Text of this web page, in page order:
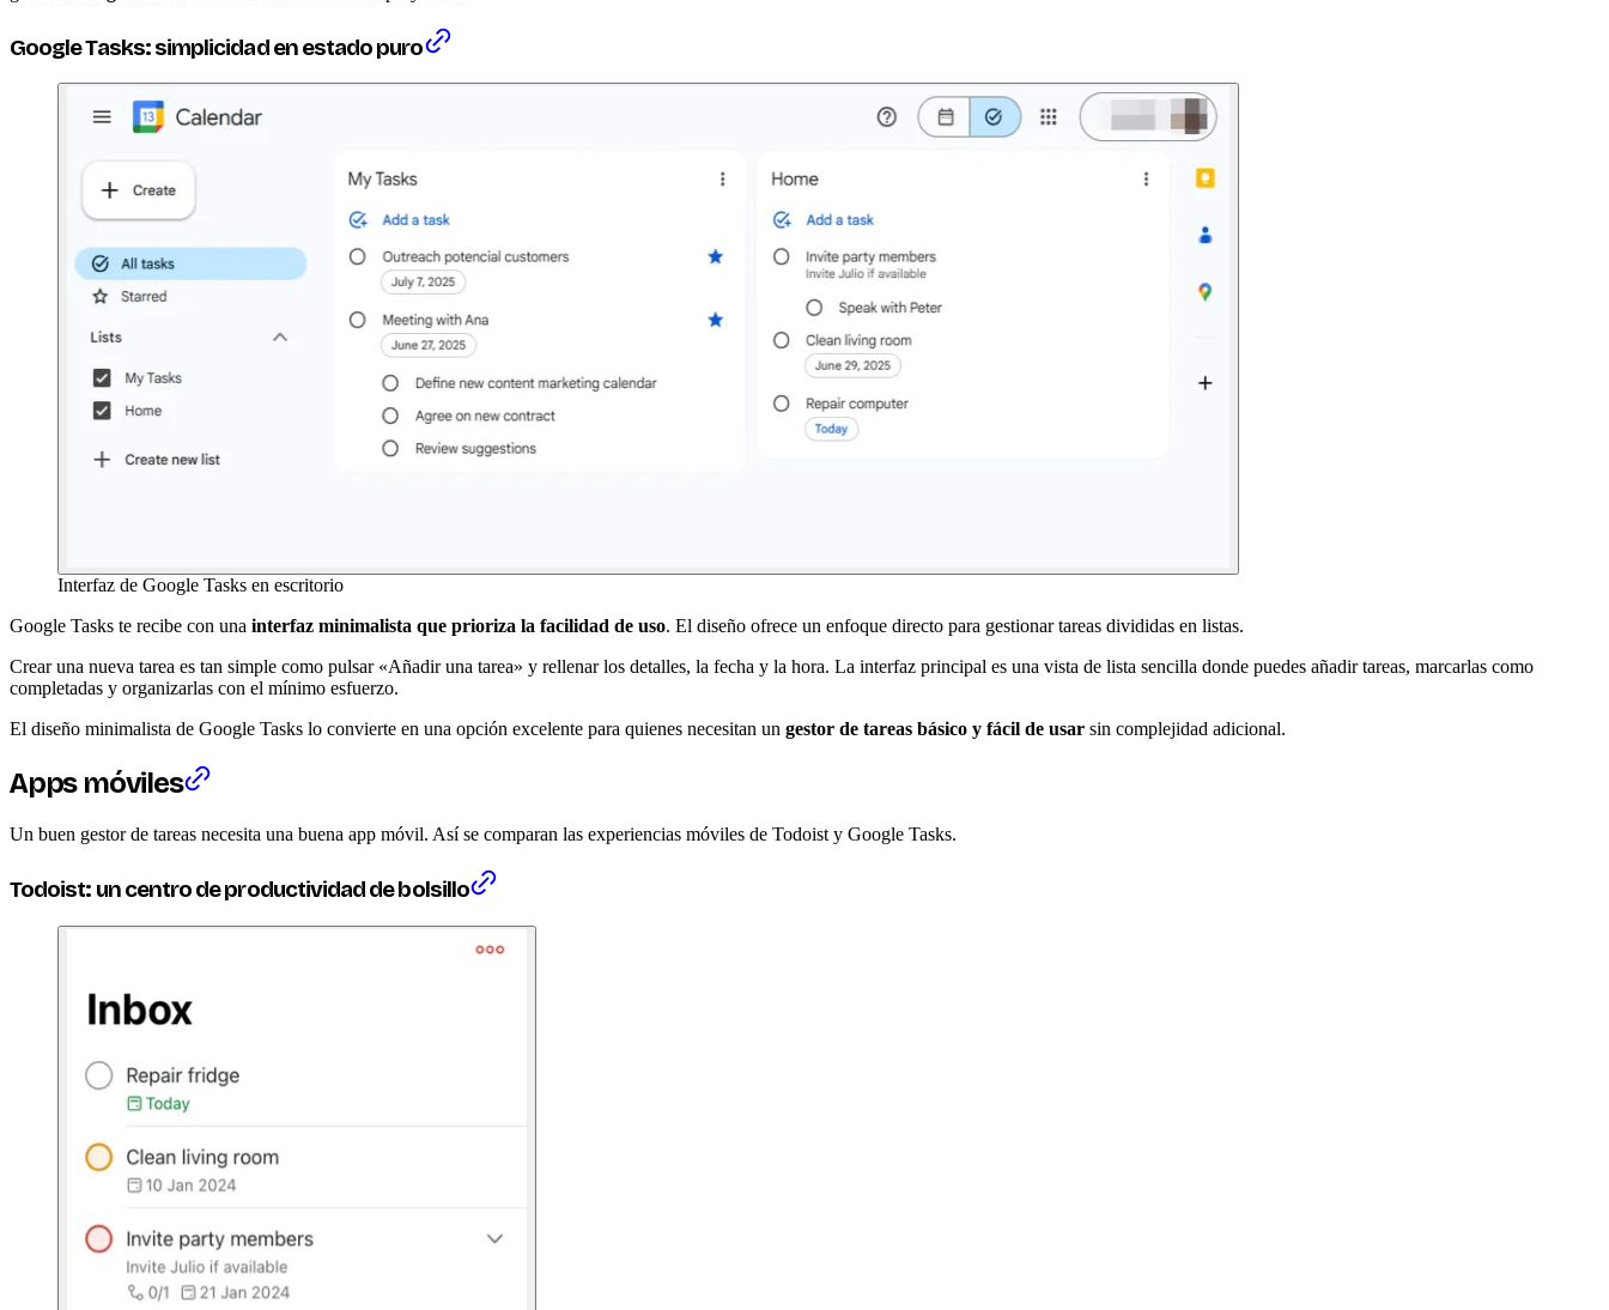
Google Tasks: simplicidad en estado puro
Interfaz de Google Tasks en escritorio
Google Tasks te recibe con una interfaz minimalista que prioriza la facilidad de uso. El diseño ofrece un enfoque directo para gestionar tareas divididas en listas.
Crear una nueva tarea es tan simple como pulsar «Añadir una tarea» y rellenar los detalles, la fecha y la hora. La interfaz principal es una vista de lista sencilla donde puedes añadir tareas, marcarlas como
completadas y organizarlas con el mínimo esfuerzo.
El diseño minimalista de Google Tasks lo convierte en una opción excelente para quienes necesitan un gestor de tareas básico y fácil de usar sin complejidad adicional.
Apps móviles
Un buen gestor de tareas necesita una buena app móvil. Así se comparan las experiencias móviles de Todoist y Google Tasks.
Todoist: un centro de productividad de bolsillo